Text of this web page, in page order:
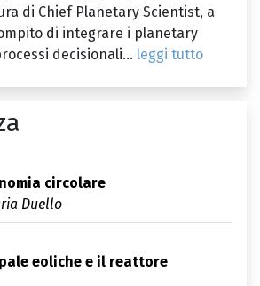
di Chief Planetary Scientist, a
di integrare i planetary
decisionali... leggi tutto
circolare
Duello
eoliche e il reattore